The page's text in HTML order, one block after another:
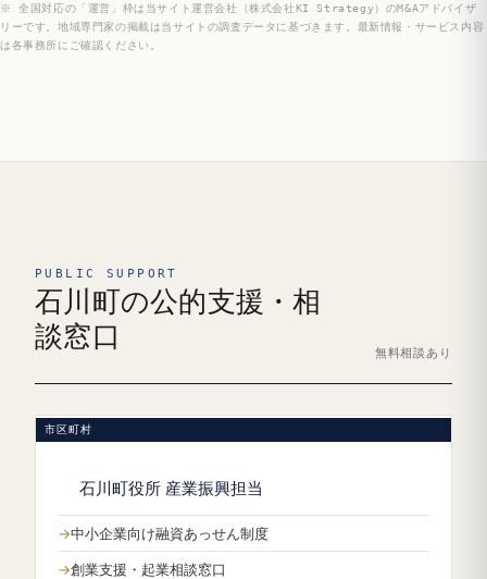
※ 全国対応の「運営」枠は当サイト運営会社（株式会社KI Strategy）のM&Aアドバイザ
リーです。地域専門家の掲載は当サイトの調査データに基づきます。最新情報・サービス内容
は各事務所にご確認ください。
PUBLIC SUPPORT
石川町の公的支援・相
談窓口
無料相談あり
市区町村
石川町役所 産業振興担当
中小企業向け融資あっせん制度
創業支援・起業相談窓口